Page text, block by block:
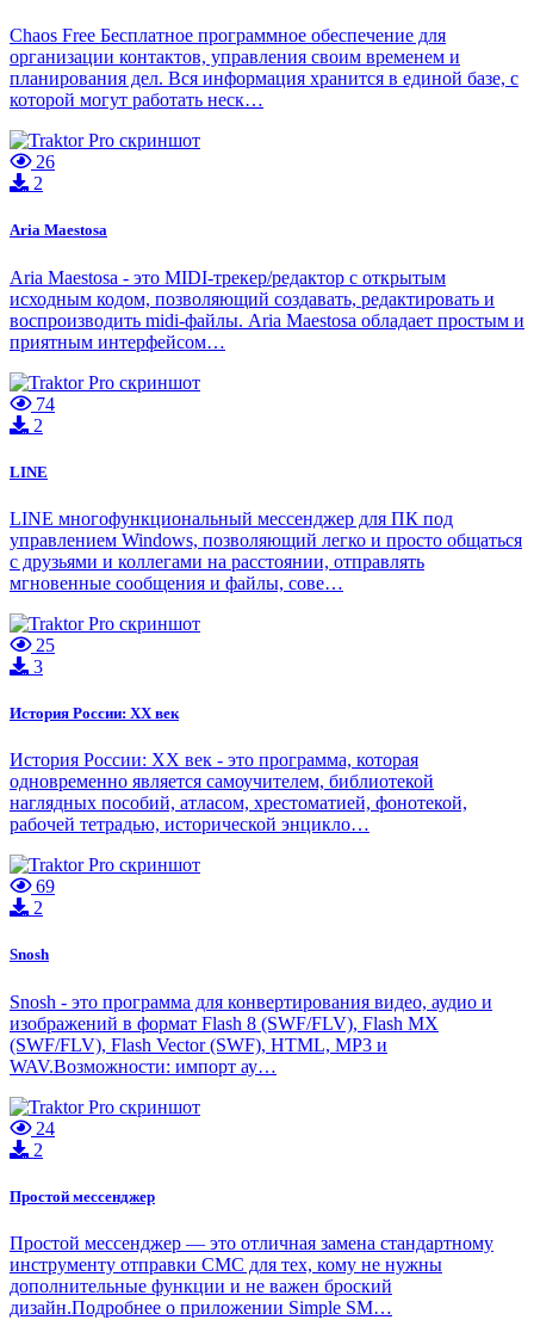
Chaos Free Бесплатное программное обеспечение для
организации контактов, управления своим временем и
планирования дел. Вся информация хранится в единой базе, с
которой могут работать неск…
26
2
Aria Maestosa
Aria Maestosa - это MIDI-трекер/редактор с открытым
исходным кодом, позволяющий создавать, редактировать и
воспроизводить midi-файлы. Aria Maestosa обладает простым и
приятным интерфейсом…
74
2
LINE
LINE многофункциональный мессенджер для ПК под
управлением Windows, позволяющий легко и просто общаться
с друзьями и коллегами на расстоянии, отправлять
мгновенные сообщения и файлы, сове…
25
3
История России: XX век
История России: XX век - это программа, которая
одновременно является самоучителем, библиотекой
наглядных пособий, атласом, хрестоматией, фонотекой,
рабочей тетрадью, исторической энцикло…
69
2
Snosh
Snosh - это программа для конвертирования видео, аудио и
изображений в формат Flash 8 (SWF/FLV), Flash MX
(SWF/FLV), Flash Vector (SWF), HTML, MP3 и
WAV.Возможности: импорт ау…
24
2
Простой мессенджер
Простой мессенджер — это отличная замена стандартному
инструменту отправки СМС для тех, кому не нужны
дополнительные функции и не важен броский
дизайн.Подробнее о приложении Simple SM…